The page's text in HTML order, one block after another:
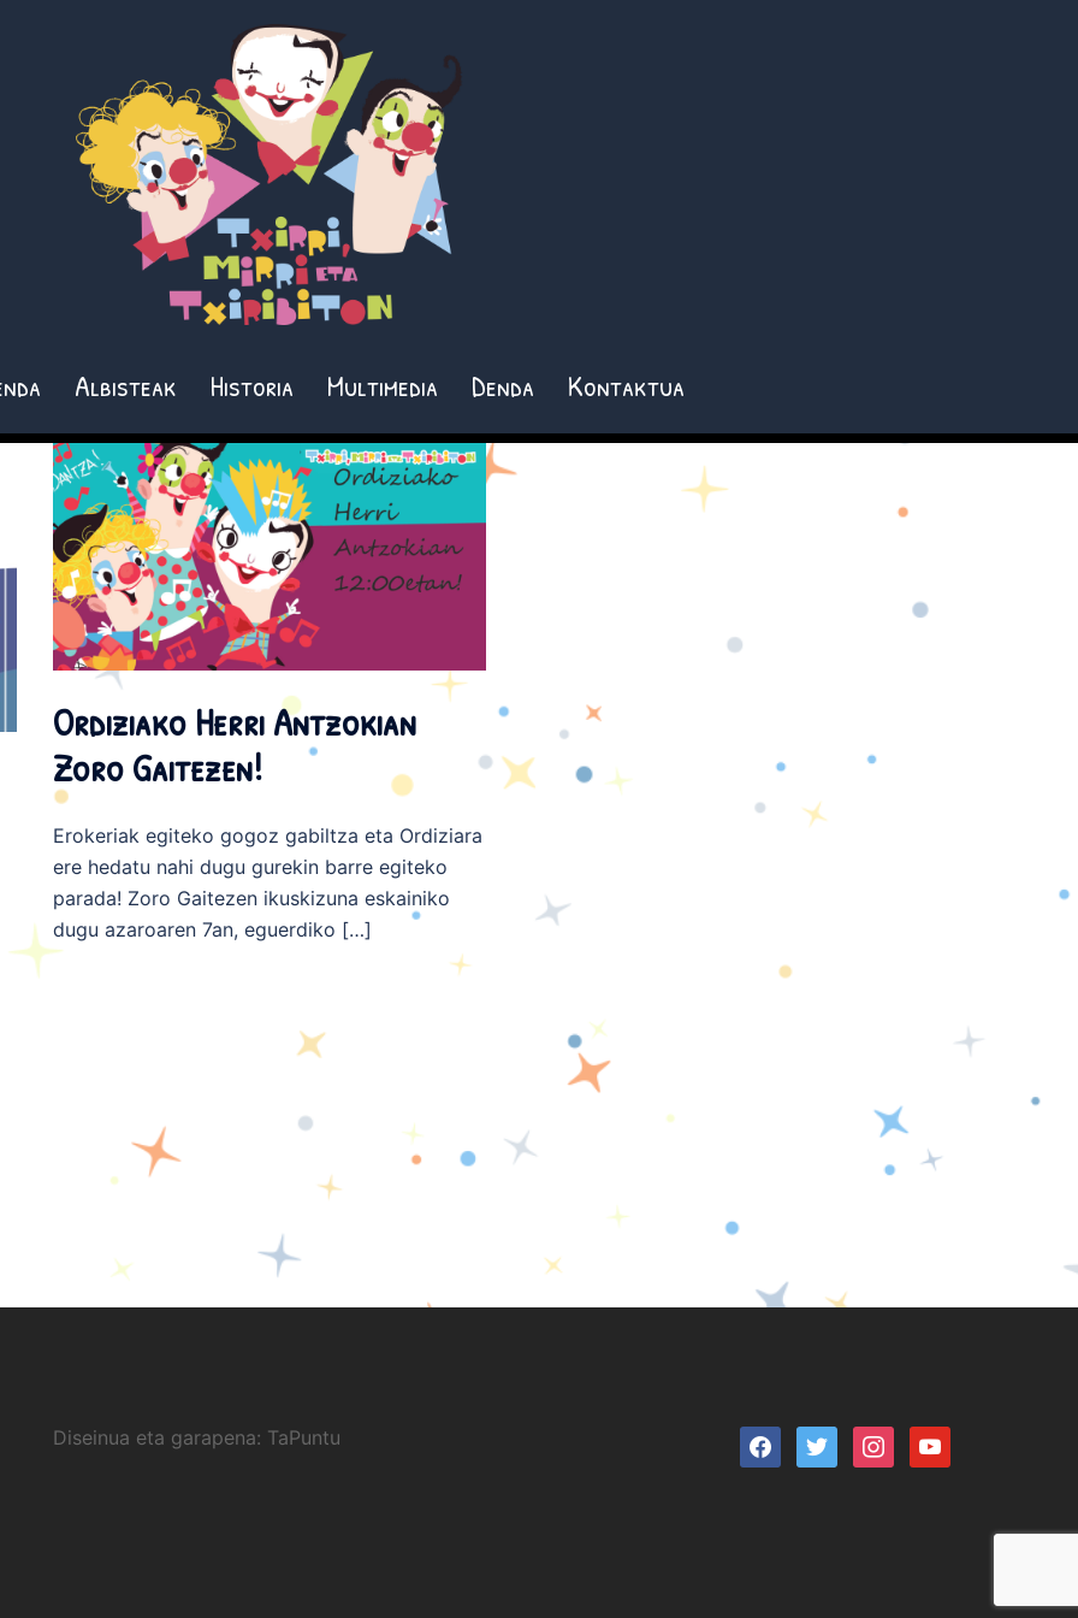
Albisteak Historia Multimedia Denda Kontaktua
Ordiziako Herri Antzokian
Zoro Gaitezen!
Erokeriak egiteko gogoz gabiltza eta Ordiziara
ere hedatu nahi dugu gurekin barre egiteko
parada! Zoro Gaitezen ikuskizuna eskainiko
dugu azaroaren 7an, eguerdiko […]
Diseinua eta garapena: TaPuntu facebooktwitter instagramyoutube